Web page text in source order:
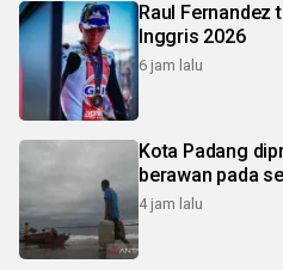
Raul Fernandez
Inggris 2026
6 jam lalu
Kota Padang
berawan pada
4 jam lalu